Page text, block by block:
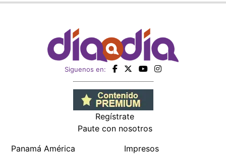
Siguenos en:
Regístrate
Paute con nosotros
Panamá América
Impresos